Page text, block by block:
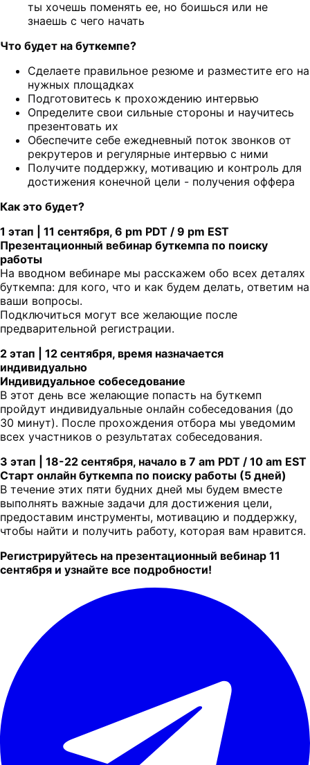
ты хочешь поменять ее, но боишься или не
знаешь с чего начать
Что будет на буткемпе?
Сделаете правильное резюме и разместите его на
нужных площадках
Подготовитесь к прохождению интервью
Определите свои сильные стороны и научитесь
презентовать их
Обеспечите себе ежедневный поток звонков от
рекрутеров и регулярные интервью с ними
Получите поддержку, мотивацию и контроль для
достижения конечной цели - получения оффера
Как это будет?
1 этап | 11 сентября, 6 pm PDT / 9 pm EST
Презентационный вебинар буткемпа по поиску
работы
На вводном вебинаре мы расскажем обо всех деталях
буткемпа: для кого, что и как будем делать, ответим на
ваши вопросы.
Подключиться могут все желающие после
предварительной регистрации.
2 этап | 12 сентября, время назначается
индивидуально
Индивидуальное собеседование
В этот день все желающие попасть на буткемп
пройдут индивидуальные онлайн собеседования (до
30 минут). После прохождения отбора мы уведомим
всех участников о результатах собеседования.
3 этап | 18-22 сентября, начало в 7 аm PDT / 10 аm EST
Старт онлайн буткемпа по поиску работы (5 дней)
В течение этих пяти будних дней мы будем вместе
выполнять важные задачи для достижения цели,
предоставим инструменты, мотивацию и поддержку,
чтобы найти и получить работу, которая вам нравится.
Регистрируйтесь на презентационный вебинар 11
сентября и узнайте все подробности!